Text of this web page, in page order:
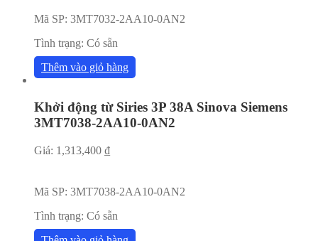
Mã SP: 3MT7032-2AA10-0AN2
Tình trạng: Có sẵn
Thêm vào giỏ hàng
Khởi động từ Siries 3P 38A Sinova Siemens
3MT7038-2AA10-0AN2
Giá: 1,313,400 ₫
Mã SP: 3MT7038-2AA10-0AN2
Tình trạng: Có sẵn